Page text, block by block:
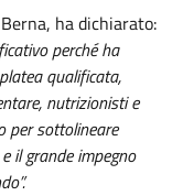
ha dichiarato:
perché ha
qualificata,
nutrizionisti e
per sottolineare
il grande impegno